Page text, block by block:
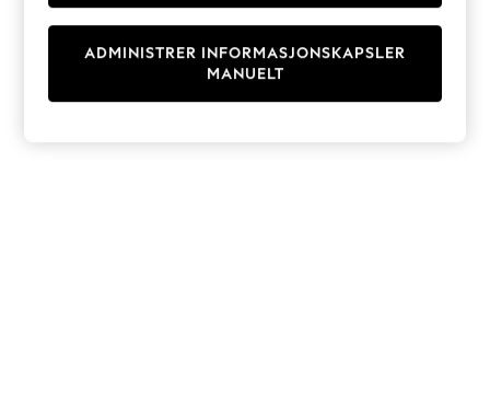
Sets & Outfits
T-Shirts
ADMINISTRER INFORMASJONSKAPSLER
MANUELT